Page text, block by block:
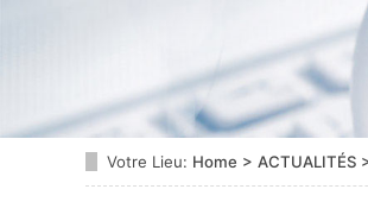
Votre Lieu: Home > ACTUALITÉS